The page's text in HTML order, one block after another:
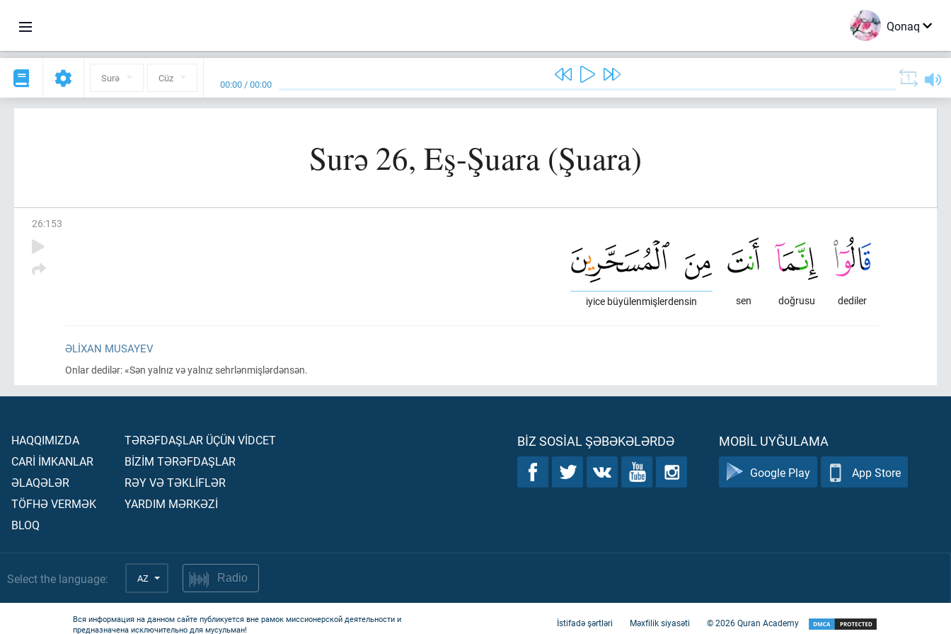
Qonaq
Surə Cüz 00:00 /00:00
Surə 26, Eş-Şuara (Şuara)
26:153
dediler
doğrusu
sen
iyice büyülenmişlerdensin
ƏLIXAN MUSAYEV
Onlar dedilər: «Sən yalnız və yalnız sehrlənmişlərdənsən.
HAQQIMIZDA
CARİ İMKANLAR
ƏLAQƏLƏR
TÖFHƏ VERMƏK
BLOQ
TƏRƏFDAŞLAR ÜÇÜN VİDCET
BİZİM TƏRƏFDAŞLAR
RƏY VƏ TƏKLİFLƏR
YARDIM MƏRKƏZİ
BIZ SOSIAL ŞƏBƏKƏLƏRDƏ MOBIL UYĞULAMA
Google Play App Store
Select the language: AZ Radio
Вся информация на данном сайте публикуется вне рамок миссионерской деятельности и
предназначена исключительно для мусульман!
İstifadə şərtləri Məxfilik siyasəti ©2026Quran Academy